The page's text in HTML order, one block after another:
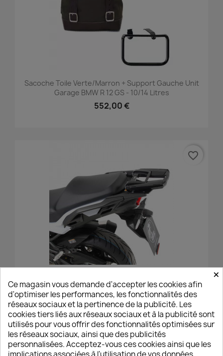
Sacoche Toile Verte/marron + Support Gauche Unit
Garage BMW R 12 GS - 10/14 Litres
552,00 €
Kawasaki Versys 1000, S & SE
210,00 €
favorite_border
favorite_border
×
Ce magasin vous demande d'accepter les cookies afin
d'optimiser les performances, les fonctionnalités des
réseaux sociaux et la pertinence de la publicité. Les
cookies tiers liés aux réseaux sociaux et à la publicité sont
utilisés pour vous offrir des fonctionnalités optimisées sur
les réseaux sociaux, ainsi que des publicités
personnalisées. Acceptez-vous ces cookies ainsi que les